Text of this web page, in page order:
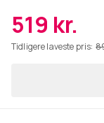
519 kr.
Tidligere laveste pris: